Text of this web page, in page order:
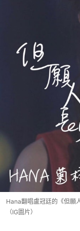
Hana翻唱盧冠廷的《但願
（IG圖片）